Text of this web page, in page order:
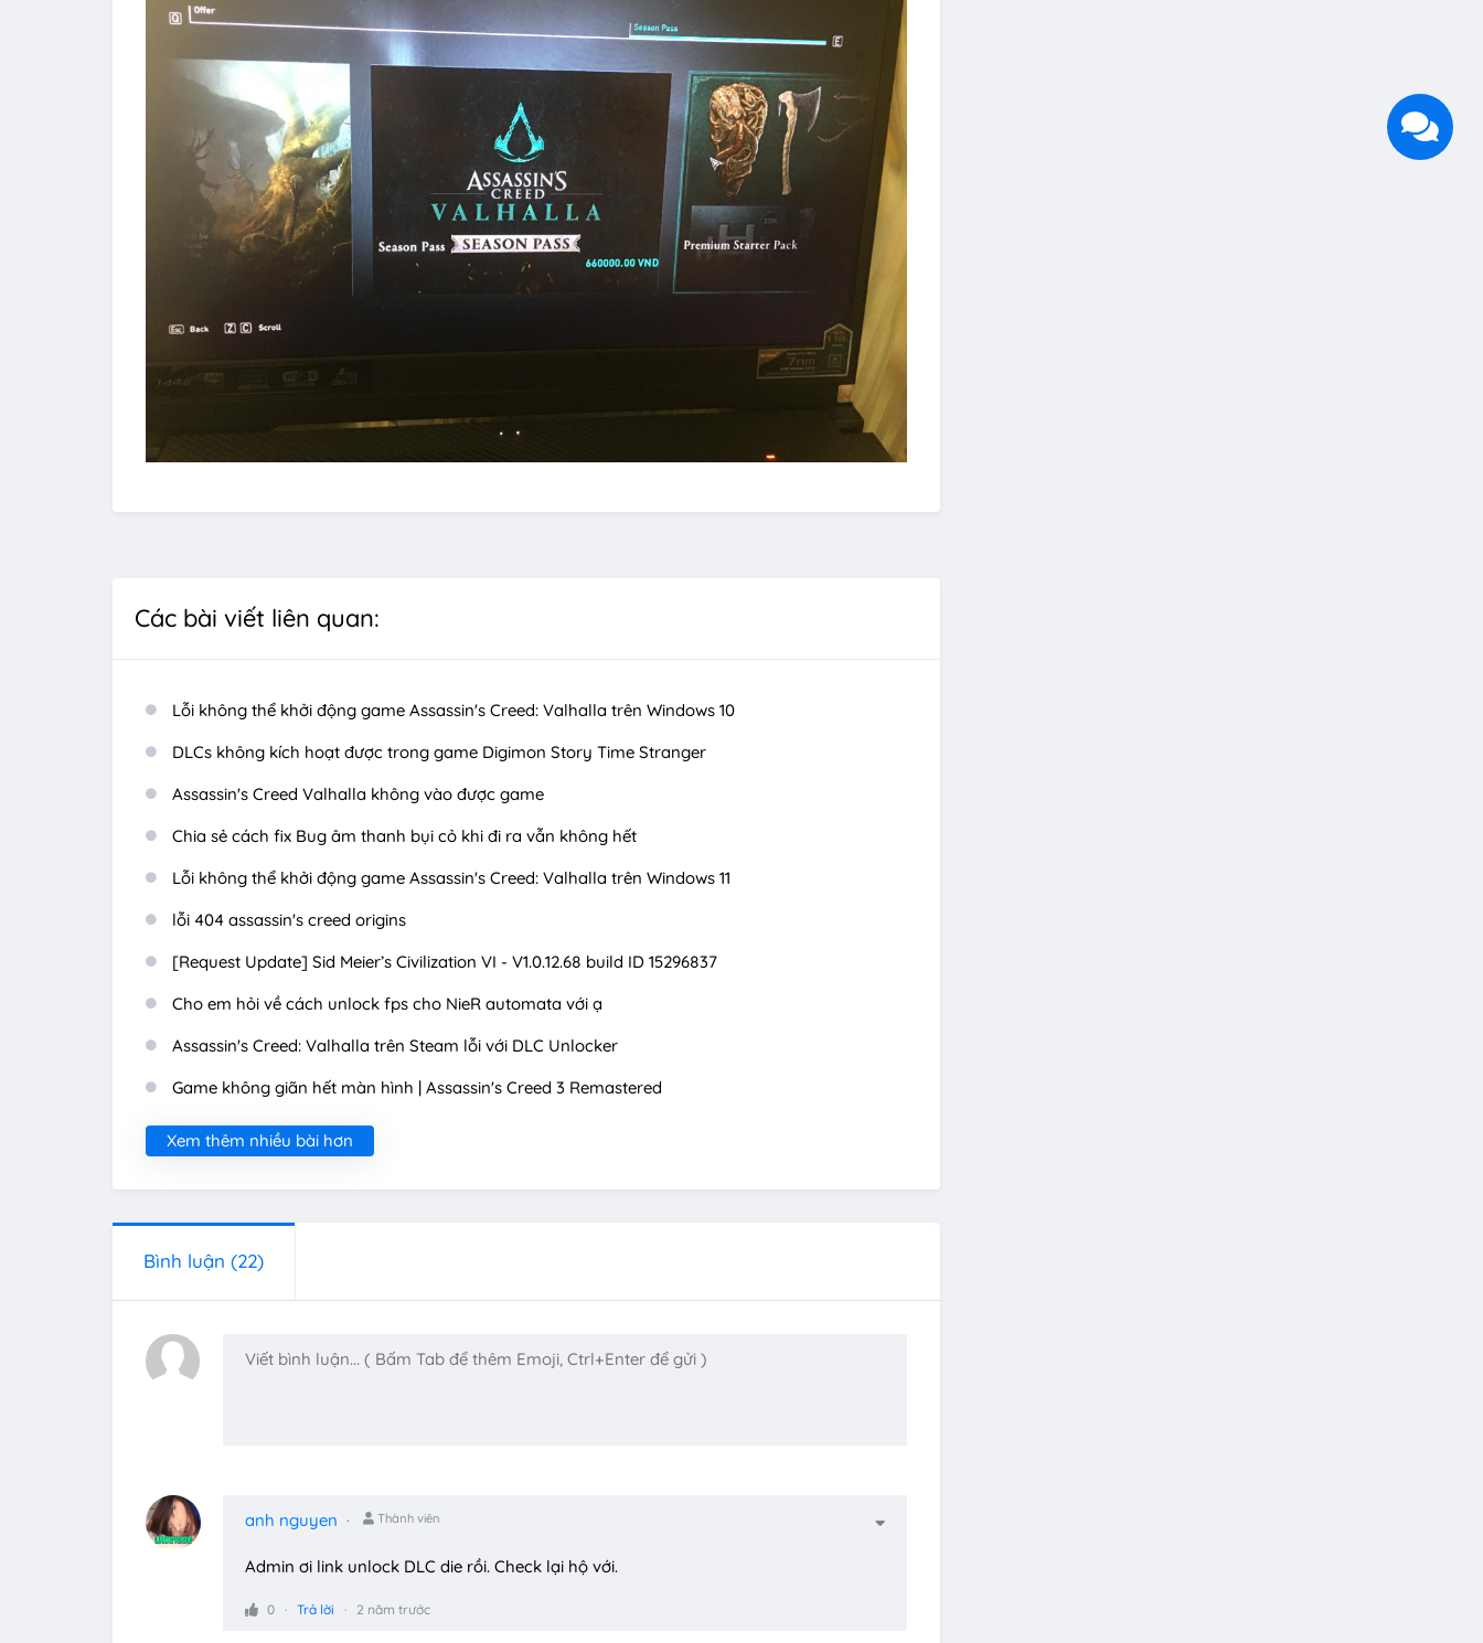
Các bài viết liên quan:
Lỗi không thể khởi động game Assassin's Creed: Valhalla trên Windows 10
DLCs không kích hoạt được trong game Digimon Story Time Stranger
Assassin's Creed Valhalla không vào được game
Chia sẻ cách fix Bug âm thanh bụi cỏ khi đi ra vẫn không hết
Lỗi không thể khởi động game Assassin's Creed: Valhalla trên Windows 11
lỗi 404 assassin's creed origins
[Request Update] Sid Meier’s Civilization VI - V1.0.12.68 build ID 15296837
Cho em hỏi về cách unlock fps cho NieR automata với ạ
Assassin's Creed: Valhalla trên Steam lỗi với DLC Unlocker
Game không giãn hết màn hình | Assassin's Creed 3 Remastered
Xem thêm nhiều bài hơn
Bình luận (22)
anh nguyen Thành viên
Admin ơi link unlock DLC die rồi. Check lại hộ với.
0 Trả lời 2 năm trước